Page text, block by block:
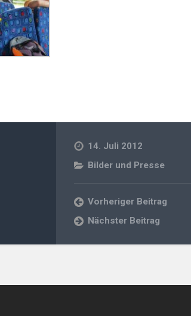
14. Juli 2012
Bilder und Presse
Vorheriger Beitrag
Nächster Beitrag